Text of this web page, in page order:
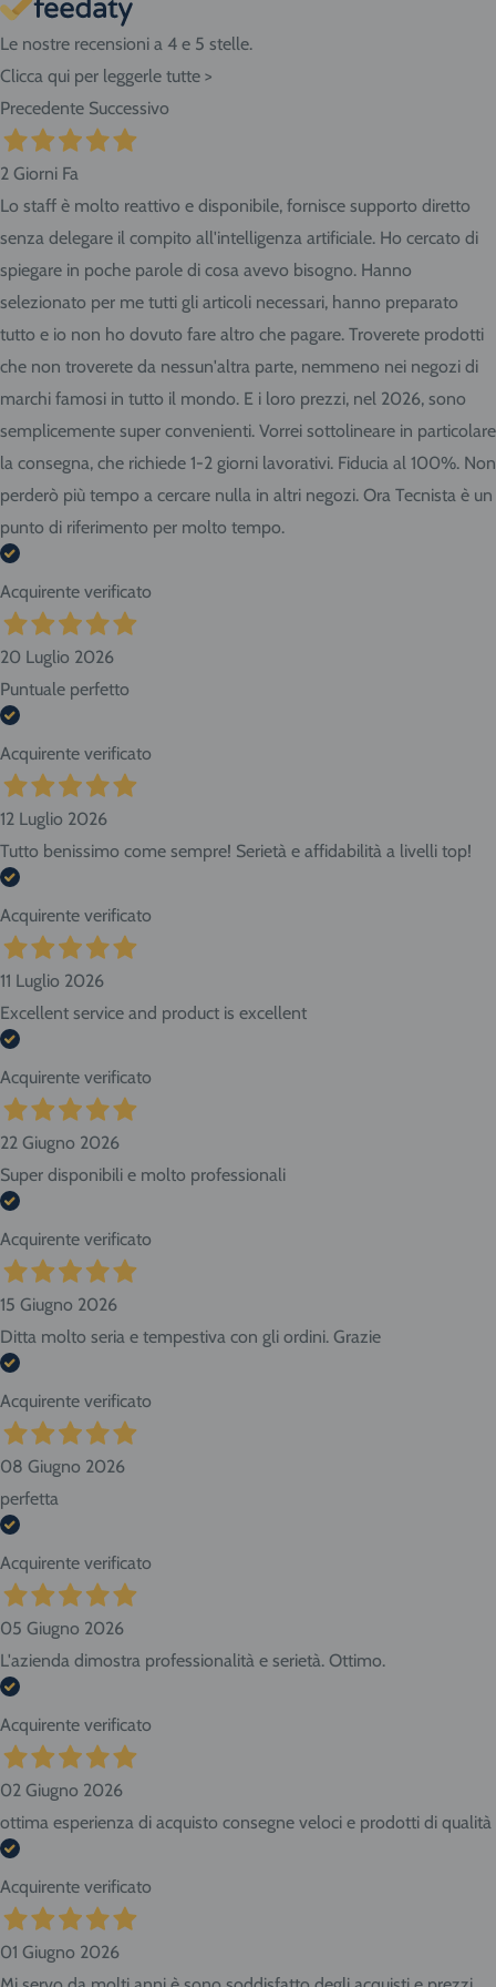
Le nostre recensioni a 4 e 5 stelle.
Clicca qui per leggerle tutte >
Precedente Successivo
2 Giorni Fa
Lo staff è molto reattivo e disponibile, fornisce supporto diretto
senza delegare il compito all'intelligenza artificiale. Ho cercato di
spiegare in poche parole di cosa avevo bisogno. Hanno
selezionato per me tutti gli articoli necessari, hanno preparato
tutto e io non ho dovuto fare altro che pagare. Troverete prodotti
che non troverete da nessun'altra parte, nemmeno nei negozi di
marchi famosi in tutto il mondo. E i loro prezzi, nel 2026, sono
semplicemente super convenienti. Vorrei sottolineare in particolare
la consegna, che richiede 1-2 giorni lavorativi. Fiducia al 100%. Non
perderò più tempo a cercare nulla in altri negozi. Ora Tecnista è un
punto di riferimento per molto tempo.
Acquirente verificato
20 Luglio 2026
Puntuale perfetto
Acquirente verificato
12 Luglio 2026
Tutto benissimo come sempre! Serietà e affidabilità a livelli top!
Acquirente verificato
11 Luglio 2026
Excellent service and product is excellent
Acquirente verificato
22 Giugno 2026
Super disponibili e molto professionali
Acquirente verificato
15 Giugno 2026
Ditta molto seria e tempestiva con gli ordini. Grazie
Acquirente verificato
08 Giugno 2026
perfetta
Acquirente verificato
05 Giugno 2026
L'azienda dimostra professionalità e serietà. Ottimo.
Acquirente verificato
02 Giugno 2026
ottima esperienza di acquisto consegne veloci e prodotti di qualità
Acquirente verificato
01 Giugno 2026